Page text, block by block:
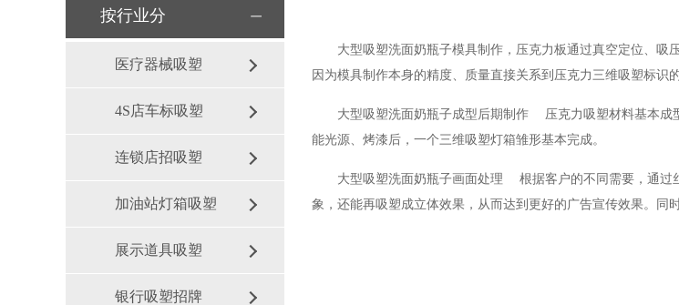
按行业分
医疗器械吸塑
4S店车标吸塑
连锁店招吸塑
加油站灯箱吸塑
展示道具吸塑
银行吸塑招牌
大型吸塑洗面奶瓶子模具制作，压克力板通过真空定位、吸压
因为模具制作本身的精度、质量直接关系到压克力三维吸塑标识
大型吸塑洗面奶瓶子成型后期制作 压克力吸塑材料基本成型
能光源、烤漆后，一个三维吸塑灯箱雏形基本完成。
大型吸塑洗面奶瓶子画面处理 根据客户的不同需要，通过丝
象，还能再吸塑成立体效果，从而达到更好的广告宣传效果。同